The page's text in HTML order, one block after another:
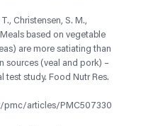
Christensen, S. M.,
based on vegetable
are more satiating than
sources (veal and pork) –
test study. Food Nutr Res.
pmc/articles/PMC507330